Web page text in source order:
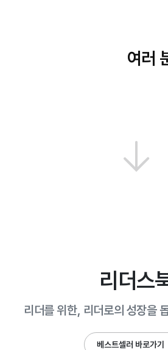
여러
리더스
리더를 위한, 리더로의 성장을
베스트셀러 바로가기